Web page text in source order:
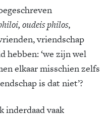
oudeis philos,
vriendschap
hebben: ‘we zijn wel
elkaar misschien zelfs
is dat niet’?
inderdaad vaak